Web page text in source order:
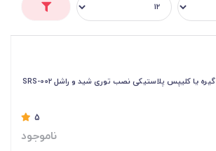
گیره یا کلیپس پلاستیکی نصب توری شید و راشل SRS-002
5
ناموجود